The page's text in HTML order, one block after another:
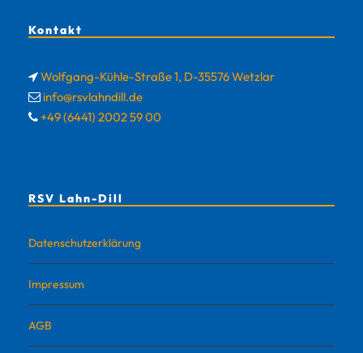
Kontakt
Wolfgang-Kühle-Straße 1, D-35576 Wetzlar
info@rsvlahndill.de
+49 (6441) 2002 59 00
RSV Lahn-Dill
Datenschutzerklärung
Impressum
AGB